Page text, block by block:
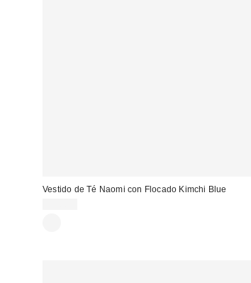
Vestido de Té Naomi con Flocado Kimchi Blue